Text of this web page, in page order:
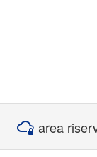
area